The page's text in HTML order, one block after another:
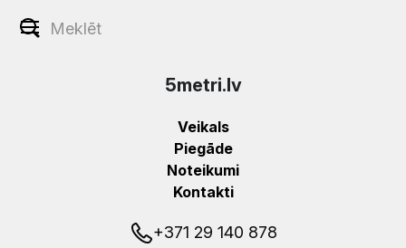
5metri.lv
Veikals
Piegāde
Noteikumi
Kontakti
+371 29 140 878